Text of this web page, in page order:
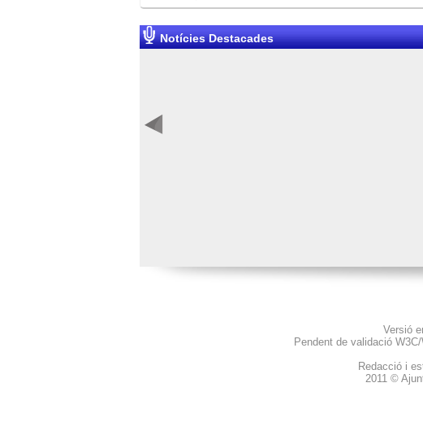
Notícies Destacades
Versió
Pendent de validació W3C/
Redacció i
2011 ©